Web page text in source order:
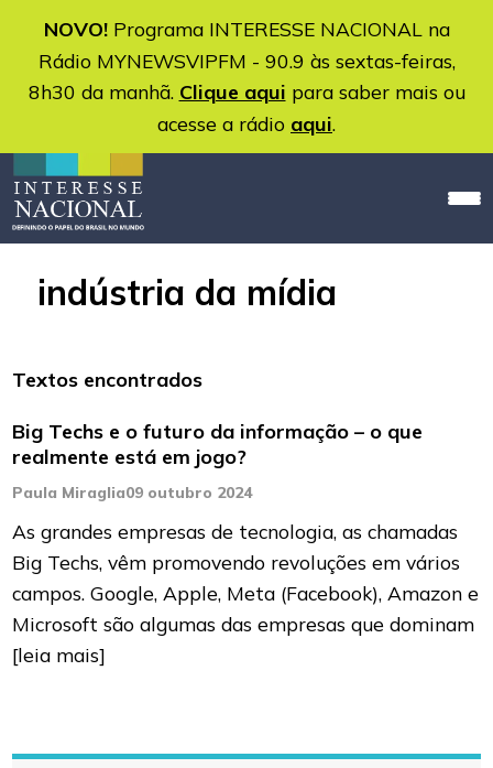
NOVO!Programa INTERESSE NACIONAL na
Rádio MYNEWSVIPFM - 90.9 às sextas-feiras,
8h30 da manhã. Clique aqui para saber mais ou
acesse a rádio aqui.
indústria da mídia
Textos encontrados
Big Techs e o futuro da informação – o que
realmente está em jogo?
Paula Miraglia09 outubro 2024
As grandes empresas de tecnologia, as chamadas
Big Techs, vêm promovendo revoluções em vários
campos. Google, Apple, Meta (Facebook), Amazon e
Microsoft são algumas das empresas que dominam
[leia mais]